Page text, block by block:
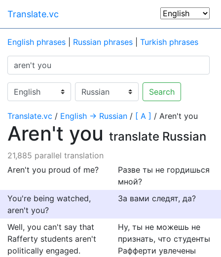
Translate.vc
English phrases Russian phrases Turkish phrases
Search
Translate.vc / English → Russian / [ A ] / Aren't you
Aren't you translate Russian
21,885 parallel translation
Aren't you proud of me?
Разве ты не гордишься
мной?
You're being watched,
aren't you?
За вами следят, да?
Well, you can't say that
Rafferty students aren't
politically engaged.
Ну, ты не можешь не
признать, что студенты
Рафферти увлечены